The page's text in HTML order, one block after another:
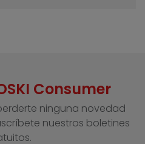
Consumer
ninguna novedad
nuestros boletines